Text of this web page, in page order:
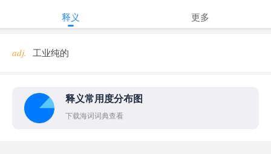
释义 更多
adj. 工业纯的
释义常用度分布图
下载海词词典查看